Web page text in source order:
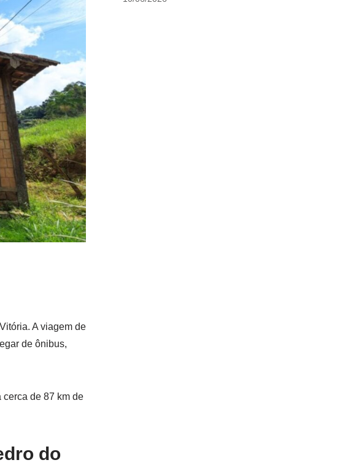
A viagem de
de ônibus,
de 87 km de
do